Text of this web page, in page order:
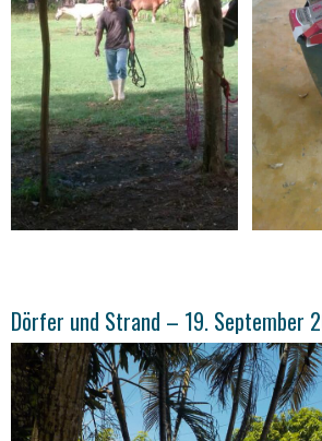
Dörfer und Strand – 19. September